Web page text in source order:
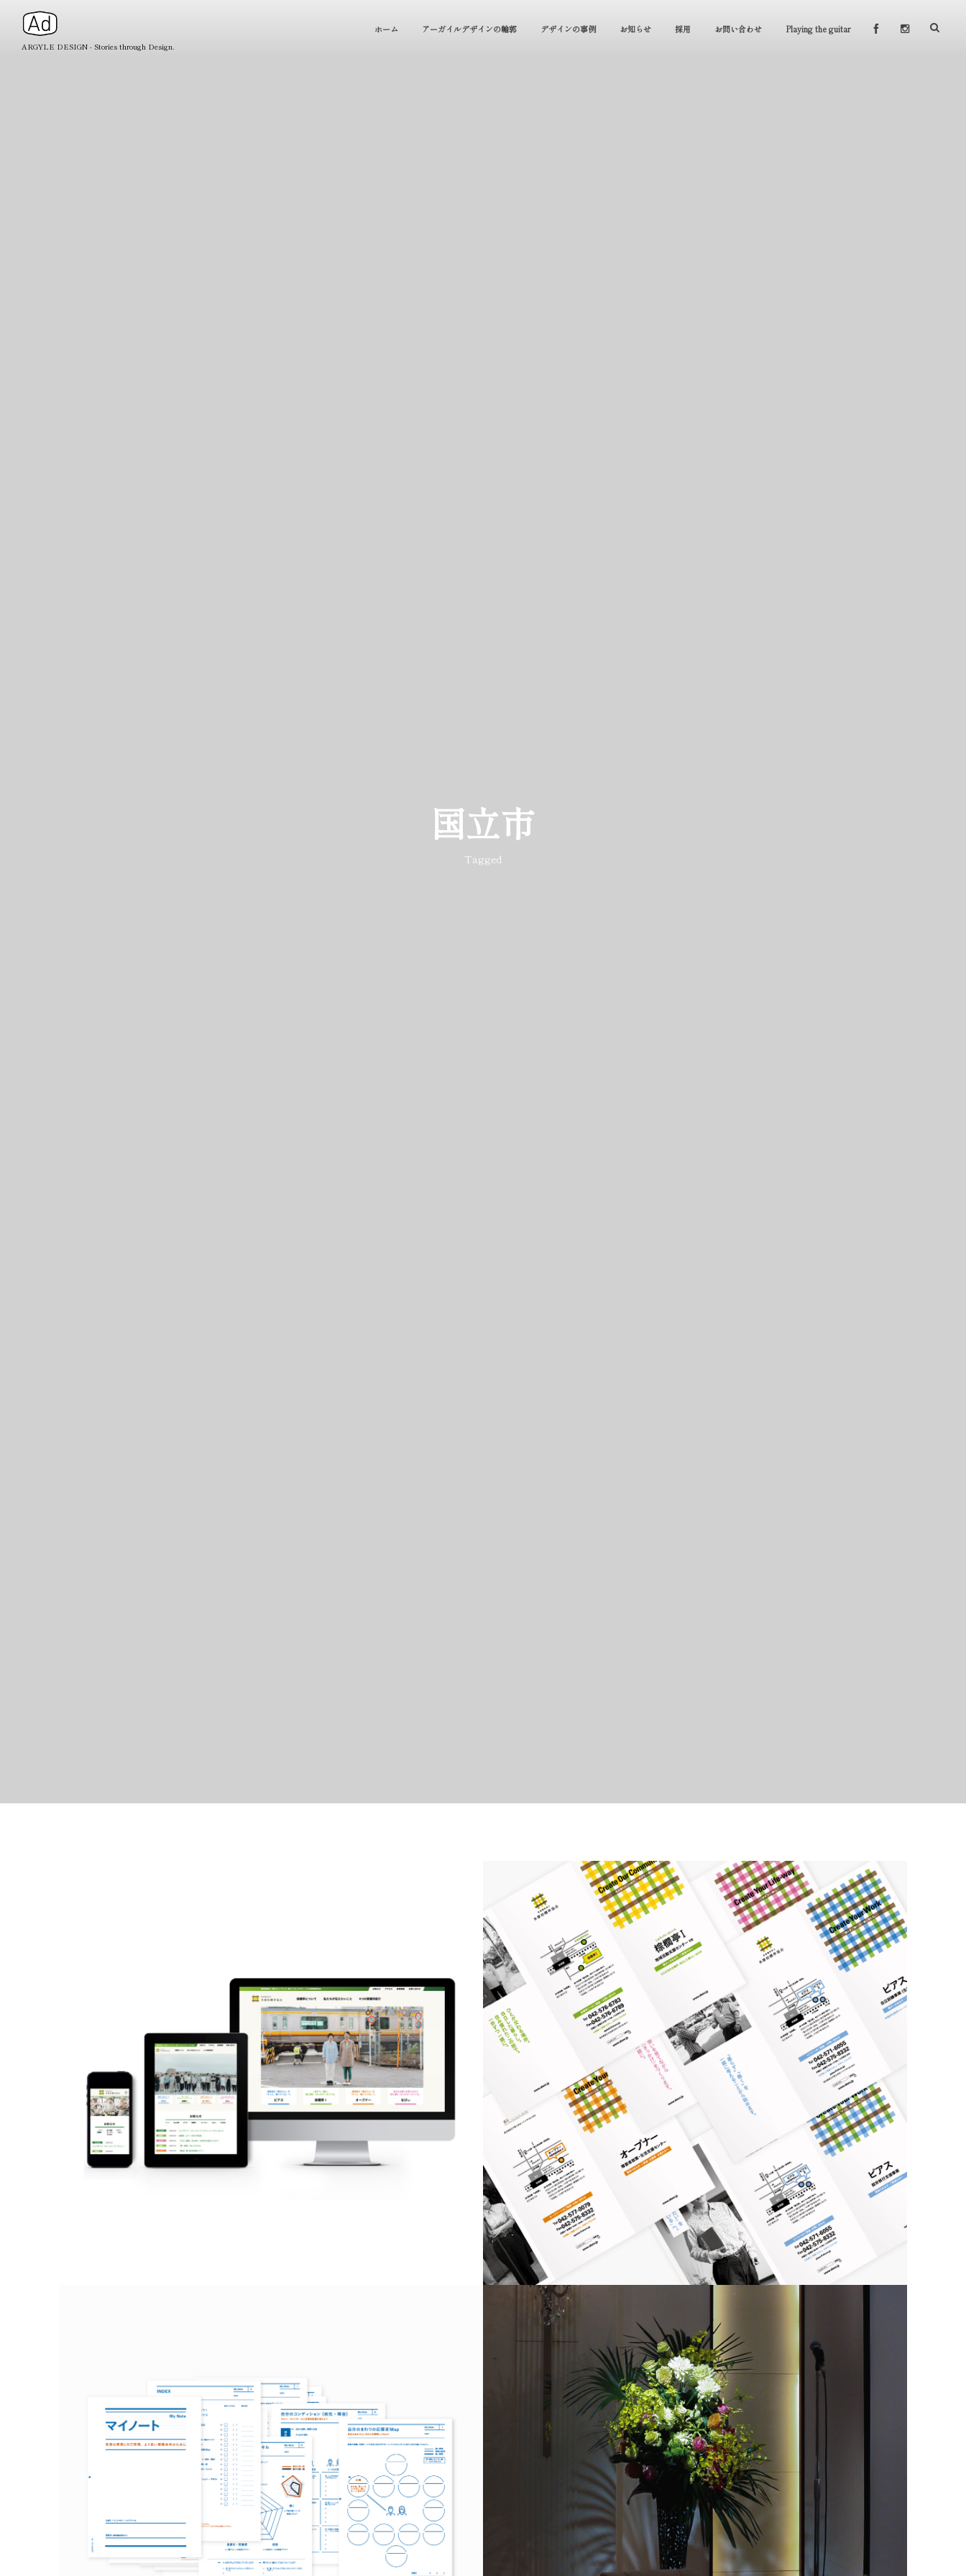
ARGYLE DESIGN - Stories through Design.
ホーム アーガイルデザインの輪郭 デザインの事例 お知らせ 採用 お問い合わせ Playing the guitar
国立市
Tagged